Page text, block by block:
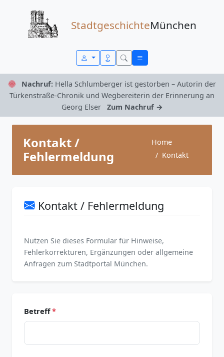
StadtgeschichteMünchen
Nachruf: Hella Schlumberger ist gestorben – Autorin der
Türkenstraße-Chronik und Wegbereiterin der Erinnerung an
Georg Elser
Zum Nachruf →
Kontakt /
Fehlermeldung
Home
Kontakt
Kontakt / Fehlermeldung
Nutzen Sie dieses Formular für Hinweise,
Fehlerkorrekturen, Ergänzungen oder allgemeine
Anfragen zum Stadtportal München.
Betreff*